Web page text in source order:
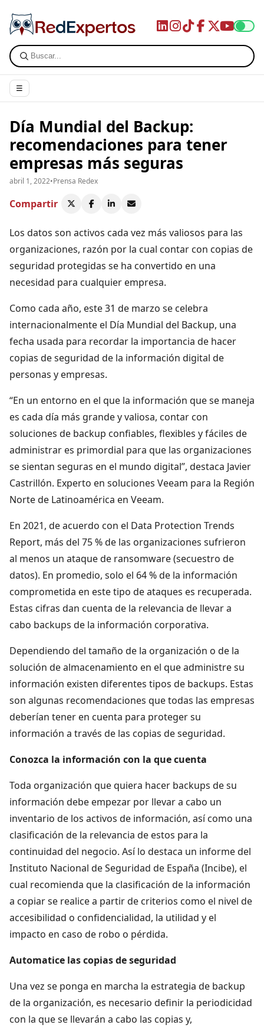
☰
Día Mundial del Backup:
recomendaciones para tener
empresas más seguras
abril 1, 2022•Prensa Redex
Compartir
Los datos son activos cada vez más valiosos para las
organizaciones, razón por la cual contar con copias de
seguridad protegidas se ha convertido en una
necesidad para cualquier empresa.
Como cada año, este 31 de marzo se celebra
internacionalmente el Día Mundial del Backup, una
fecha usada para recordar la importancia de hacer
copias de seguridad de la información digital de
personas y empresas.
“En un entorno en el que la información que se maneja
es cada día más grande y valiosa, contar con
soluciones de backup confiables, flexibles y fáciles de
administrar es primordial para que las organizaciones
se sientan seguras en el mundo digital”, destaca Javier
Castrillón. Experto en soluciones Veeam para la Región
Norte de Latinoamérica en Veeam.
En 2021, de acuerdo con el Data Protection Trends
Report, más del 75 % de las organizaciones sufrieron
al menos un ataque de ransomware (secuestro de
datos). En promedio, solo el 64 % de la información
comprometida en este tipo de ataques es recuperada.
Estas cifras dan cuenta de la relevancia de llevar a
cabo backups de la información corporativa.
Dependiendo del tamaño de la organización o de la
solución de almacenamiento en el que administre su
información existen diferentes tipos de backups. Estas
son algunas recomendaciones que todas las empresas
deberían tener en cuenta para proteger su
información a través de las copias de seguridad.
Conozca la información con la que cuenta
Toda organización que quiera hacer backups de su
información debe empezar por llevar a cabo un
inventario de los activos de información, así como una
clasificación de la relevancia de estos para la
continuidad del negocio. Así lo destaca un informe del
Instituto Nacional de Seguridad de España (Incibe), el
cual recomienda que la clasificación de la información
a copiar se realice a partir de criterios como el nivel de
accesibilidad o confidencialidad, la utilidad y el
impacto en caso de robo o pérdida.
Automatice las copias de seguridad
Una vez se ponga en marcha la estrategia de backup
de la organización, es necesario definir la periodicidad
con la que se llevarán a cabo las copias y,